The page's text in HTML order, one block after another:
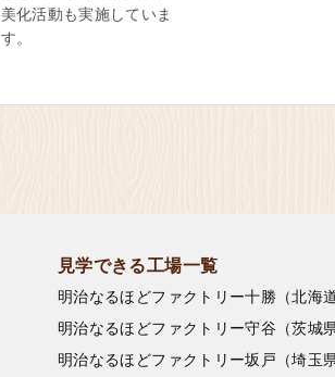
美化活動も実施していま
す。
見学できる工場一覧
明治なるほどファクトリー十勝（北海
明治なるほどファクトリー守谷（茨城
明治なるほどファクトリー坂戸（埼玉